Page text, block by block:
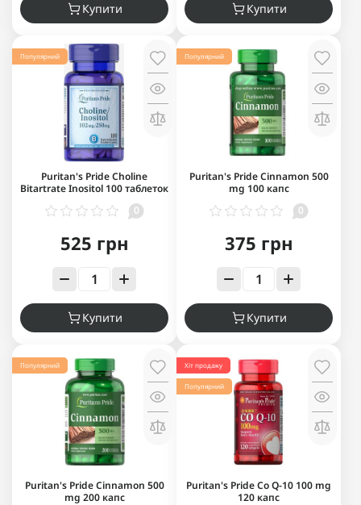
Купити Купити
Популярний
Puritan's Pride Choline
Bitartrate Inositol 100 таблеток
0
525 грн
Купити
Популярний
Puritan's Pride Cinnamon 500
mg 100 капс
0
375 грн
Купити
Популярний
Puritan's Pride Cinnamon 500
mg 200 капс
Хіт продажу
Популярний
Puritan's Pride Co Q-10 100 mg
120 капс